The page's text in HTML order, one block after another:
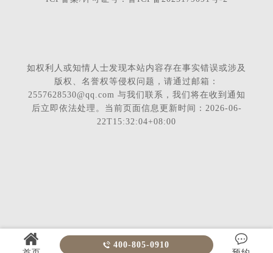
如权利人或知情人士发现本站内容存在事实错误或涉及
版权、名誉权等侵权问题，请通过邮箱：
2557628530@qq.com 与我们联系，我们将在收到通知
后立即依法处理。当前页面信息更新时间：2026-06-
22T15:32:04+08:00
  400-805-0910 